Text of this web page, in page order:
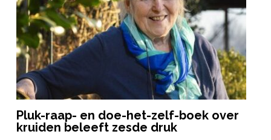
Pluk-raap- en doe-het-zelf-boek over
kruiden beleeft zesde druk